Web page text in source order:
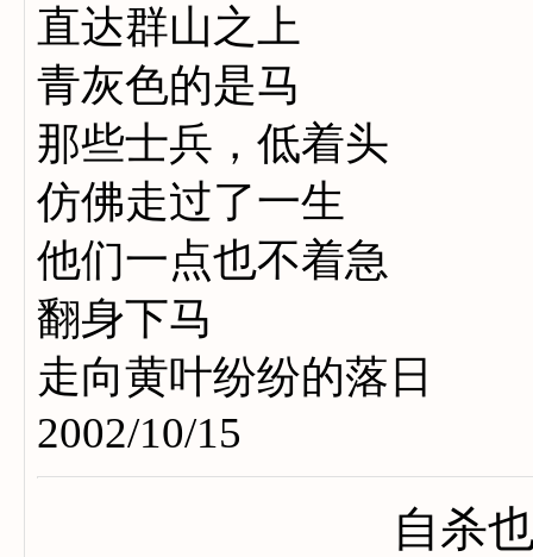
直达群山之上
青灰色的是马
那些士兵，低着头
仿佛走过了一生
他们一点也不着急
翻身下马
走向黄叶纷纷的落日
2002/10/15
自杀